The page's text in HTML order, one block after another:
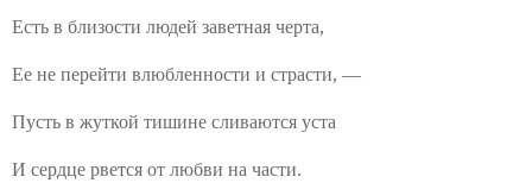
Есть в близости людей заветная черта,
Ее не перейти влюбленности и страсти, —
Пусть в жуткой тишине сливаются уста
И сердце рвется от любви на части.